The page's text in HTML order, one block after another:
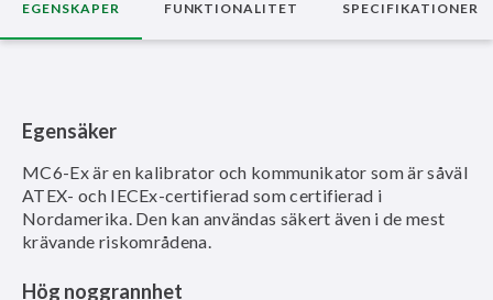
EGENSKAPER FUNKTIONALITET SPECIFIKATIONER
Egensäker
MC6-Ex är en kalibrator och kommunikator som är såväl
ATEX- och IECEx-certifierad som certifierad i
Nordamerika. Den kan användas säkert även i de mest
krävande riskområdena.
Hög noggrannhet